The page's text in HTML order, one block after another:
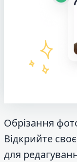
Обрізання
Відкрийте
для